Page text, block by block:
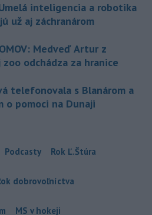
inteligencia a robotika
už aj záchranárom
Medveď Artur z
zoo odchádza za hranice
telefonovala s Blanárom a
o pomoci na Dunaji
Podcasty Rok Ľ.Štúra
dobrovoľníctva
MS v hokeji